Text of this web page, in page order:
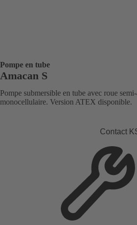
Pompe en tube
Amacan S
Pompe submersible en tube avec roue
monocellulaire. Version ATEX disponible.
Contact